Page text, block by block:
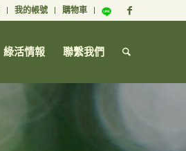
我的帳號 購物車
綠活情報 聯繫我們